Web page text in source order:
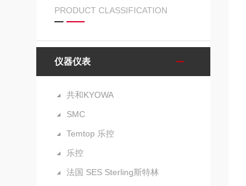
PRODUCT CLASSIFICATION
仪器仪表
共和KYOWA
SMC
Temtop 乐控
乐控
法国 SES Sterling斯特林